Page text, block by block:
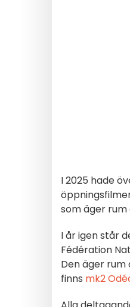
I 2025 hade
som äger rum
I år igen står
Fédération
Den äger rum
finns mk2